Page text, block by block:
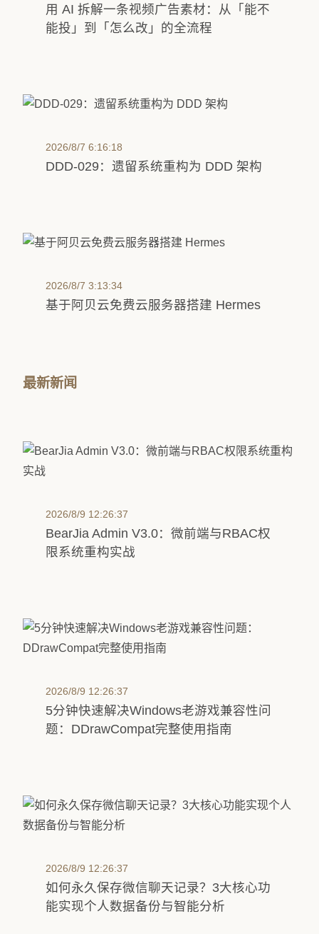
用 AI 拆解一条视频广告素材：从「能不
能投」到「怎么改」的全流程
2026/8/7 6:16:18
DDD-029：遗留系统重构为 DDD 架构
2026/8/7 3:13:34
基于阿贝云免费云服务器搭建 Hermes
最新新闻
2026/8/9 12:26:37
BearJia Admin V3.0：微前端与RBAC权
限系统重构实战
2026/8/9 12:26:37
5分钟快速解决Windows老游戏兼容性问
题：DDrawCompat完整使用指南
2026/8/9 12:26:37
如何永久保存微信聊天记录？3大核心功
能实现个人数据备份与智能分析